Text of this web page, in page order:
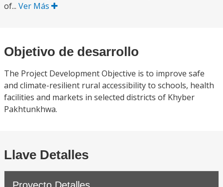
of... Ver Más
Objetivo de desarrollo
The Project Development Objective is to improve safe
and climate-resilient rural accessibility to schools, health
facilities and markets in selected districts of Khyber
Pakhtunkhwa.
Llave Detalles